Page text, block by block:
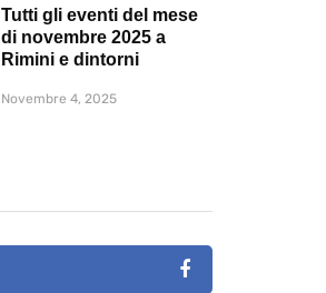
Tutti gli eventi del mese
di novembre 2025 a
Rimini e dintorni
Novembre 4, 2025